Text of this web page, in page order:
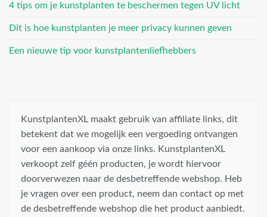
4 tips om je kunstplanten te beschermen tegen UV licht
Dit is hoe kunstplanten je meer privacy kunnen geven
Een nieuwe tip voor kunstplantenliefhebbers
KunstplantenXL maakt gebruik van affiliate links, dit
betekent dat we mogelijk een vergoeding ontvangen
voor een aankoop via onze links. KunstplantenXL
verkoopt zelf géén producten, je wordt hiervoor
doorverwezen naar de desbetreffende webshop. Heb
je vragen over een product, neem dan contact op met
de desbetreffende webshop die het product aanbiedt.